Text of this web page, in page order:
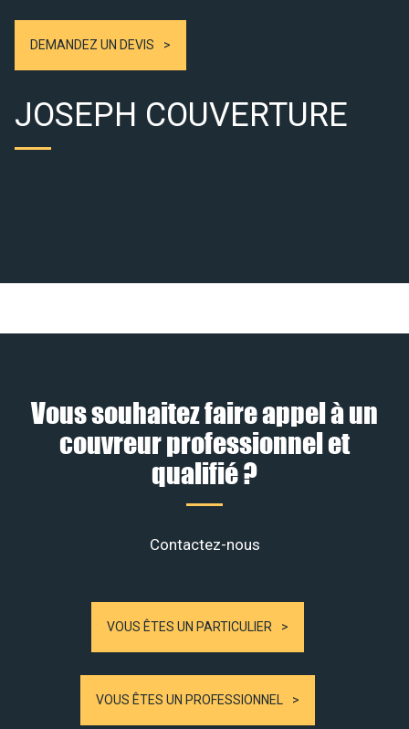
DEMANDEZ UN DEVIS
JOSEPH COUVERTURE
Vous souhaitez faire appel à un
couvreur professionnel et
qualifié ?
Contactez-nous
VOUS ÊTES UN PARTICULIER
VOUS ÊTES UN PROFESSIONNEL